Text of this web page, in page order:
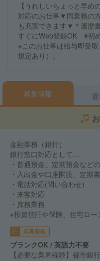
【うれしいちょっと早
対応のお仕事▼同業務の
も充実できます▼＊履歴
すぐにWeb登録OK #初
※このお仕事は給与即受
規定あり）。
募集情報
金融事務（銀行）
銀行窓口対応として…
・普通預金、定期預金など
・入出金や口座開設、定期
・電話対応(問い合わせ)
・来客対応
・庶務業務
※投資信託や保険、住宅ロー
応募資格
ブランクOK / 英語力不要
【必要な業界経験】都市銀